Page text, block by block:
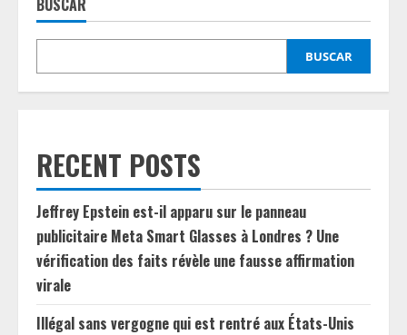
BUSCAR
BUSCAR
RECENT POSTS
Jeffrey Epstein est-il apparu sur le panneau
publicitaire Meta Smart Glasses à Londres ? Une
vérification des faits révèle une fausse affirmation
virale
Illégal sans vergogne qui est rentré aux États-Unis